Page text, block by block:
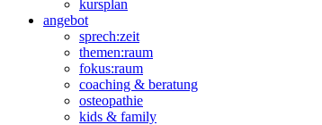
kursplan
angebot
sprech:zeit
themen:raum
fokus:raum
coaching & beratung
osteopathie
kids & family